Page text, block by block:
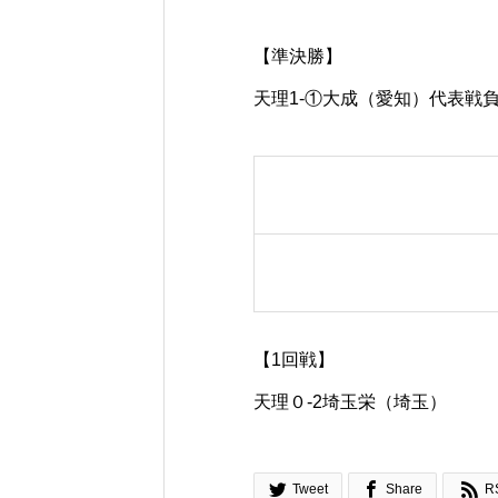
【準決勝】
天理1-①大成（愛知）代表戦
【1回戦】
天理０-2埼玉栄（埼玉）
 Tweet  Share 